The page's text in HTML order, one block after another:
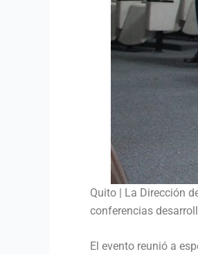
Quito | La Dirección
conferencias
El evento reunió a